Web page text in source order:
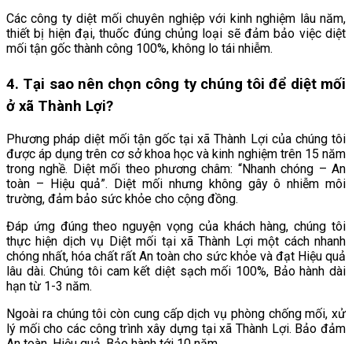
Các công ty diệt mối chuyên nghiệp với kinh nghiệm lâu năm,
thiết bị hiện đại, thuốc đúng chủng loại sẽ đảm bảo việc diệt
mối tận gốc thành công 100%, không lo tái nhiễm.
4. Tại sao nên chọn công ty chúng tôi để diệt mối
ở xã Thành Lợi?
Phương pháp diệt mối tận gốc tại xã Thành Lợi của chúng tôi
được áp dụng trên cơ sở khoa học và kinh nghiệm trên 15 năm
trong nghề. Diệt mối theo phương châm: “Nhanh chóng – An
toàn – Hiệu quả”. Diệt mối nhưng không gây ô nhiễm môi
trường, đảm bảo sức khỏe cho cộng đồng.
Đáp ứng đúng theo nguyện vọng của khách hàng, chúng tôi
thực hiện dịch vụ Diệt mối tại xã Thành Lợimột cách nhanh
chóng nhất, hóa chất rất An toàn cho sức khỏe và đạt Hiệu quả
lâu dài. Chúng tôi cam kết diệt sạch mối 100%, Bảo hành dài
hạn từ 1-3 năm.
Ngoài ra chúng tôi còn cung cấp dịch vụ phòng chống mối, xử
lý mối cho các công trình xây dựng tại xã Thành Lợi. Bảo đảm